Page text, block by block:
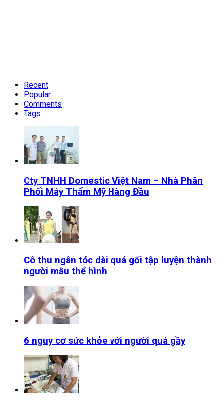
Recent
Popular
Comments
Tags
Cty TNHH Domestic Việt Nam – Nhà Phân
Phối Máy Thẩm Mỹ Hàng Đầu
Cô thu ngân tóc dài quá gối tập luyện thành
người mẫu thể hình
6 nguy cơ sức khỏe với người quá gầy